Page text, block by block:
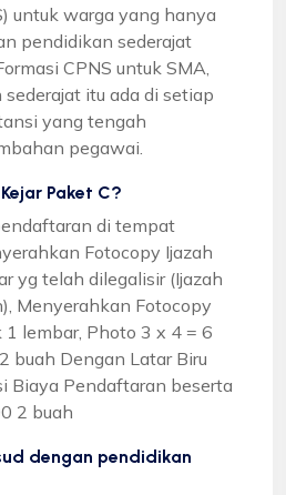
untuk warga yang hanya
pendidikan sederajat
CPNS untuk SMA,
sederajat itu ada di setiap
yang tengah
pegawai.
Paket C?
di tempat
Fotocopy Ijazah
yg telah dilegalisir (Ijazah
Menyerahkan Fotocopy
1 lembar, Photo 3 x 4 = 6
buah Dengan Latar Biru
Biaya Pendaftaran beserta
2 buah
dengan pendidikan